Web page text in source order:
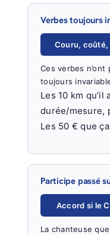
Verbes toujours
Couru,
Ces verbes
toujours
Les 10 km qu’il
durée/mesure,
Les 50 € que
Participe passé
Accord si le
La chanteuse que